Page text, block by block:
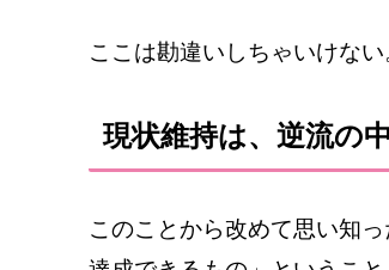
ここは勘違いしちゃいけない
現状維持は、逆流の
このことから改めて思い知